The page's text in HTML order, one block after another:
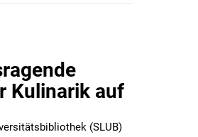
Kulinarik auf
(SLUB)